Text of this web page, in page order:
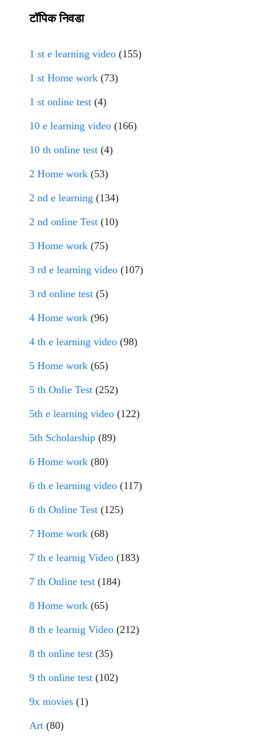
टॉपिक निवडा
1 st e learning video (155)
1 st Home work (73)
1 st online test (4)
10 e learning video (166)
10 th online test (4)
2 Home work (53)
2 nd e learning (134)
2 nd online Test (10)
3 Home work (75)
3 rd e learning video (107)
3 rd online test (5)
4 Home work (96)
4 th e learning video (98)
5 Home work (65)
5 th Onlie Test (252)
5th e learning video (122)
5th Scholarship (89)
6 Home work (80)
6 th e learning video (117)
6 th Online Test (125)
7 Home work (68)
7 th e learnig Video (183)
7 th Online test (184)
8 Home work (65)
8 th e learnig Video (212)
8 th online test (35)
9 th online test (102)
9x movies (1)
Art (80)